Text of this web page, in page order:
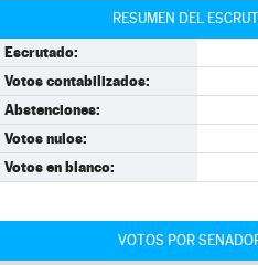
RESUMEN DEL
Escrutado:
Votos contabilizados:
Abstenciones:
Votos nulos:
Votos en blanco:
VOTOS POR